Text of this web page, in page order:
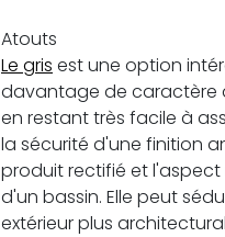
Atouts
Le gris est une option
davantage de caractère
en restant très facile à
la sécurité d'une finition
produit rectifié et
d'un bassin. Elle peut
extérieur plus